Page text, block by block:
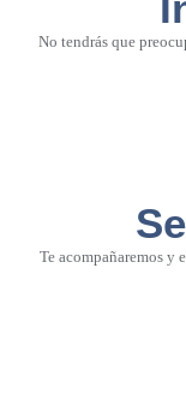
No tendrás que
Te acompañaremos y